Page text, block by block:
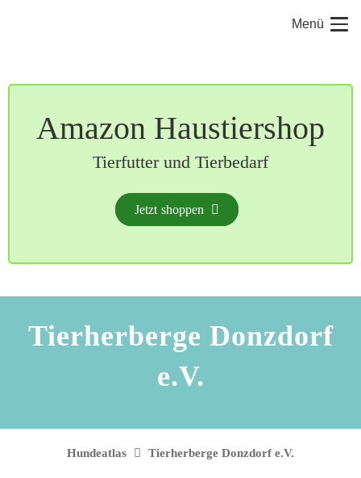
Menü
Amazon Haustiershop
Tierfutter und Tierbedarf
Jetzt shoppen
Tierherberge Donzdorf
e.V.
Hundeatlas Tierherberge Donzdorf e.V.